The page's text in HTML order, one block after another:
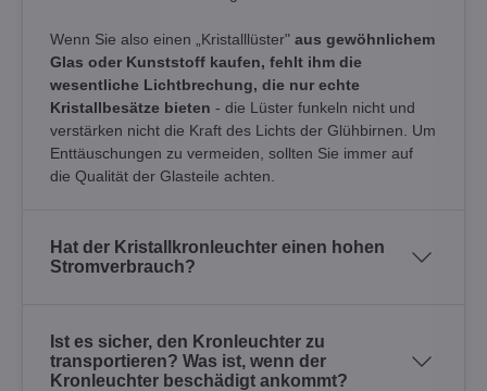
Wenn Sie also einen „Kristalllüster" aus gewöhnlichem
Glas oder Kunststoff kaufen, fehlt ihm die
wesentliche Lichtbrechung, die nur echte
Kristallbesätze bieten - die Lüster funkeln nicht und
verstärken nicht die Kraft des Lichts der Glühbirnen. Um
Enttäuschungen zu vermeiden, sollten Sie immer auf
die Qualität der Glasteile achten.
Hat der Kristallkronleuchter einen hohen
Stromverbrauch?
Ist es sicher, den Kronleuchter zu
transportieren? Was ist, wenn der
Kronleuchter beschädigt ankommt?